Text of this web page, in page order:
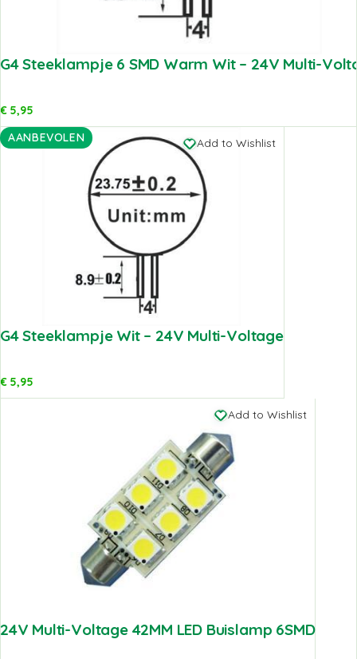
G4 Steeklampje 6 SMD Warm Wit – 24V Multi-
€5,95
AANBEVOLEN
Add to Wishlist
G4 Steeklampje Wit – 24V Multi-Voltage
€5,95
Add to Wishlist
24V Multi-Voltage 42MM LED Buislamp 6SMD